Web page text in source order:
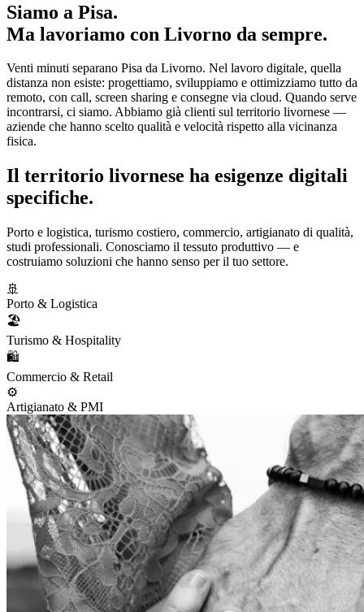
Siamo a Pisa.
Ma lavoriamo con Livorno da sempre.
Venti minuti separano Pisa da Livorno. Nel lavoro digitale, quella
distanza non esiste: progettiamo, sviluppiamo e ottimizziamo tutto da
remoto, con call, screen sharing e consegne via cloud. Quando serve
incontrarsi, ci siamo. Abbiamo già clienti sul territorio livornese —
aziende che hanno scelto qualità e velocità rispetto alla vicinanza
fisica.
Il territorio livornese ha esigenze digitali
specifiche.
Porto e logistica, turismo costiero, commercio, artigianato di qualità,
studi professionali. Conosciamo il tessuto produttivo — e
costruiamo soluzioni che hanno senso per il tuo settore.
🚢
Porto & Logistica
🏖️
Turismo & Hospitality
🛍️
Commercio & Retail
⚙️
Artigianato & PMI